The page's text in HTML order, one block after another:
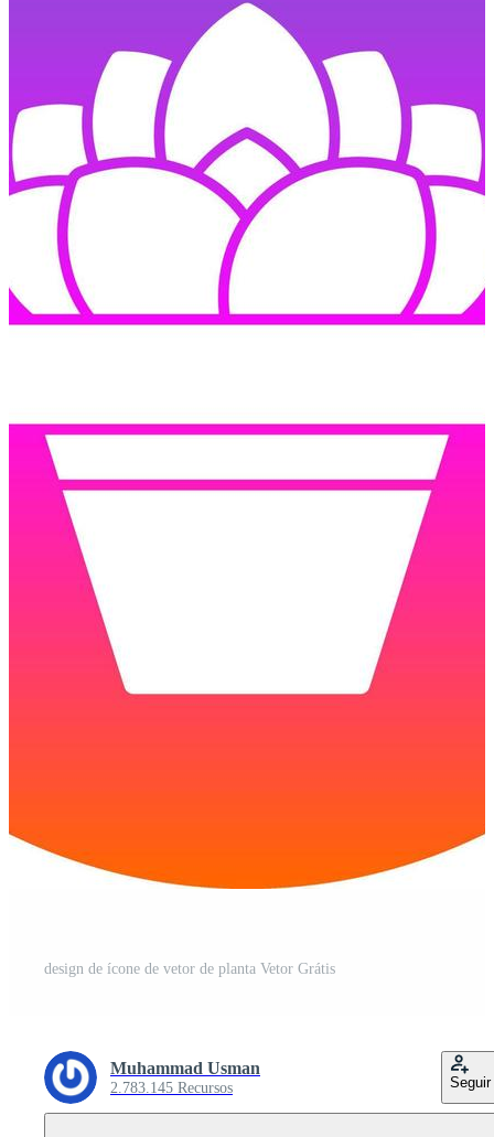
design de ícone de vetor de planta Vetor Grátis
Muhammad Usman
2.783.145 Recursos Seguir